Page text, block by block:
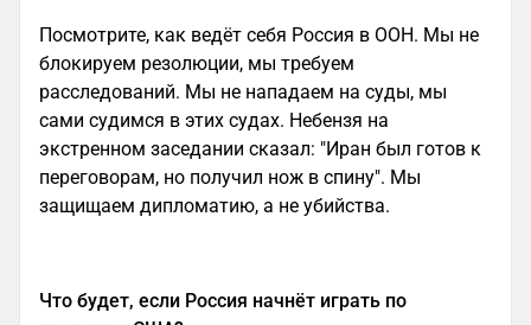
Посмотрите, как ведёт себя Россия в ООН. Мы не
блокируем резолюции, мы требуем
расследований. Мы не нападаем на суды, мы
сами судимся в этих судах. Небензя на
экстренном заседании сказал: "Иран был готов к
переговорам, но получил нож в спину". Мы
защищаем дипломатию, а не убийства.
Что будет, если Россия начнёт играть по